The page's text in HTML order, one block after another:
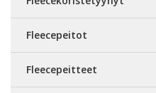
Fleecepeitot
Fleecepeitteet